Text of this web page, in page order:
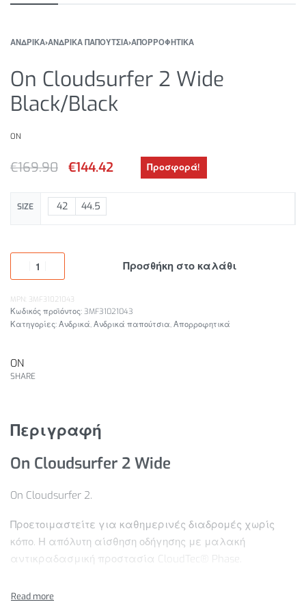
ΑΝΔΡΙΚΑ›ΑΝΔΡΙΚΑ ΠΑΠΟΥΤΣΙΑ›ΑΠΟΡΡΟΦΗΤΙΚΑ
On Cloudsurfer 2 Wide
Black/Black
ON
€169.90 €144.42 Προσφορά!
SIZE 42 44.5
Προσθήκη στο καλάθι
MPN: 3MF31021043
3MF31021043
Κατηγορίες: Ανδρικά, Ανδρικά παπούτσια, Απορροφητικά
ON
SHARE
Περιγραφή
On Cloudsurfer 2 Wide
On Cloudsurfer 2.
Προετοιμαστείτε για καθημερινές διαδρομές χωρίς
κόπο. Η απόλυτη αίσθηση οδήγησης με μαλακή
αντικραδασμική προστασία CloudTec® Phase.